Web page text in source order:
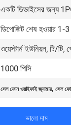
একটি ডিভাইসের জন্য
ডিপোজিট শেষ হওয়ার 1-3
ওয়েস্টার্ন ইউনিয়ন, টি/টি,
1000 পিসি
সেল ফোন ওয়াইফাই জ্যামার,সেল
ভালো দাম